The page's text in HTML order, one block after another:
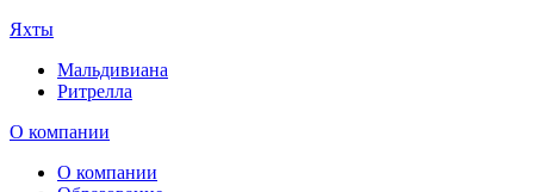
Яхты
Мальдивиана
Ритрелла
О компании
О компании